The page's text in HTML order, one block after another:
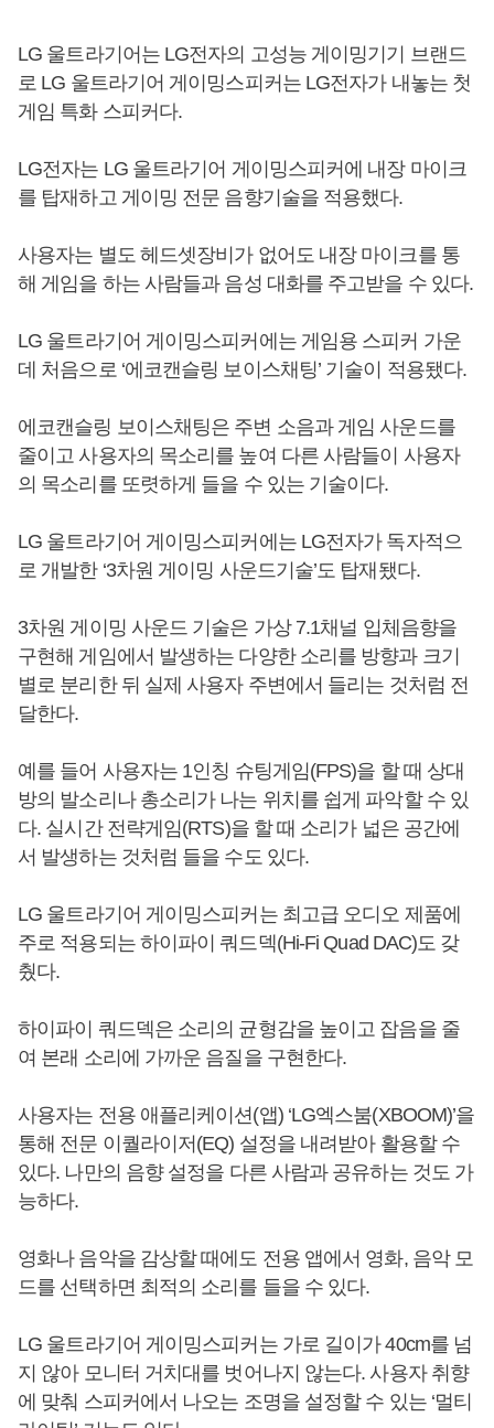
LG 울트라기어는 LG전자의 고성능 게이밍기기 브랜드
로 LG 울트라기어 게이밍스피커는 LG전자가 내놓는 첫
게임 특화 스피커다.
LG전자는 LG 울트라기어 게이밍스피커에 내장 마이크
를 탑재하고 게이밍 전문 음향기술을 적용했다.
사용자는 별도 헤드셋장비가 없어도 내장 마이크를 통
해 게임을 하는 사람들과 음성 대화를 주고받을 수 있다.
LG 울트라기어 게이밍스피커에는 게임용 스피커 가운
데 처음으로 ‘에코캔슬링 보이스채팅’ 기술이 적용됐다.
에코캔슬링 보이스채팅은 주변 소음과 게임 사운드를
줄이고 사용자의 목소리를 높여 다른 사람들이 사용자
의 목소리를 또렷하게 들을 수 있는 기술이다.
LG 울트라기어 게이밍스피커에는 LG전자가 독자적으
로 개발한 ‘3차원 게이밍 사운드기술’도 탑재됐다.
3차원 게이밍 사운드 기술은 가상 7.1채널 입체음향을
구현해 게임에서 발생하는 다양한 소리를 방향과 크기
별로 분리한 뒤 실제 사용자 주변에서 들리는 것처럼 전
달한다.
예를 들어 사용자는 1인칭 슈팅게임(FPS)을 할 때 상대
방의 발소리나 총소리가 나는 위치를 쉽게 파악할 수 있
다. 실시간 전략게임(RTS)을 할 때 소리가 넓은 공간에
서 발생하는 것처럼 들을 수도 있다.
LG 울트라기어 게이밍스피커는 최고급 오디오 제품에
주로 적용되는 하이파이 쿼드덱(Hi-Fi Quad DAC)도 갖
췄다.
하이파이 쿼드덱은 소리의 균형감을 높이고 잡음을 줄
여 본래 소리에 가까운 음질을 구현한다.
사용자는 전용 애플리케이션(앱) ‘LG엑스붐(XBOOM)’을
통해 전문 이퀄라이저(EQ) 설정을 내려받아 활용할 수
있다. 나만의 음향 설정을 다른 사람과 공유하는 것도 가
능하다.
영화나 음악을 감상할 때에도 전용 앱에서 영화, 음악 모
드를 선택하면 최적의 소리를 들을 수 있다.
LG 울트라기어 게이밍스피커는 가로 길이가 40cm를 넘
지 않아 모니터 거치대를 벗어나지 않는다. 사용자 취향
에 맞춰 스피커에서 나오는 조명을 설정할 수 있는 ‘멀티